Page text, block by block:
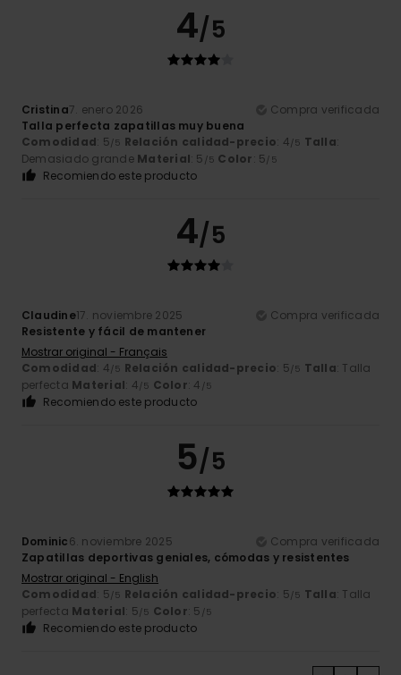
4/5
Cristina7. enero 2026
Compra verificada
Talla perfecta zapatillas muy buena
Comodidad: 5/5 Relación calidad-precio: 4/5 Talla:
Demasiado grande Material: 5 /5 Color: 5/5
Recomiendo este producto
4/5
Claudine17. noviembre 2025
Compra verificada
Resistente y fácil de mantener
Mostrar original - Français
Comodidad: 4/5 Relación calidad-precio: 5/5 Talla: Talla
perfecta Material: 4/5 Color: 4 /5
Recomiendo este producto
5/5
Dominic6. noviembre 2025
Compra verificada
Zapatillas deportivas geniales, cómodas y resistentes
Mostrar original - English
Comodidad: 5/5 Relación calidad-precio: 5/5 Talla: Talla
perfecta Material: 5/5 Color: 5 /5
Recomiendo este producto